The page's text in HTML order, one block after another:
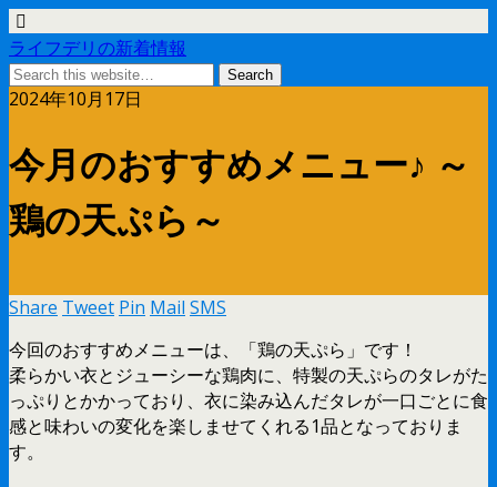
ライフデリの新着情報
2024年10月17日
今月のおすすめメニュー♪ ～
鶏の天ぷら～
Share Tweet Pin Mail SMS
今回のおすすめメニューは、「鶏の天ぷら」です！
柔らかい衣とジューシーな鶏肉に、特製の天ぷらのタレがた
っぷりとかかっており、衣に染み込んだタレが一口ごとに食
感と味わいの変化を楽しませてくれる1品となっておりま
す。